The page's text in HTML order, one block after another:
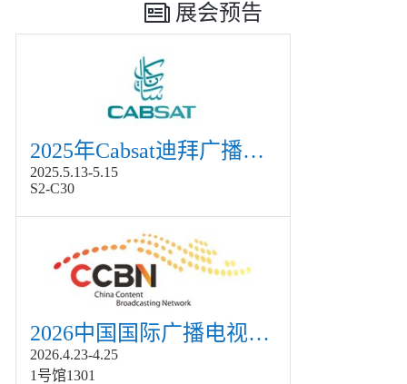
展会预告
2025年Cabsat迪拜广播电视展
2025.5.13-5.15
S2-C30
2026中国国际广播电视信息网络展览会展
2026.4.23-4.25
1号馆1301